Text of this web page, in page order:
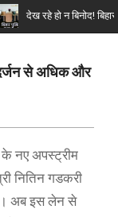
देख रहे हो न बिनोद!
से अधिक और
के नए अपस्ट्रीम
नितिन गडकरी
अब इस लेन से